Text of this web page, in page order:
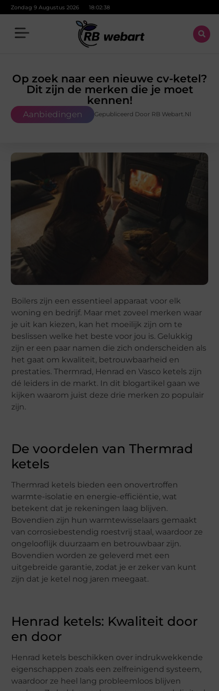
Zondag 9 Augustus 2026 18:02:39
Op zoek naar een nieuwe cv-ketel?
Dit zijn de merken die je moet
kennen!
Aanbiedingen Gepubliceerd Door RB Webart.nl
Boilers zijn een essentieel apparaat voor elk
woning en bedrijf. Maar met zoveel merken waar
je uit kan kiezen, kan het moeilijk zijn om te
beslissen welke het beste voor jou is. Gelukkig
zijn er een paar namen die zich onderscheiden als
het gaat om kwaliteit, betrouwbaarheid en
prestaties. Thermrad, Henrad en Vasco ketels zijn
dé leiders in de markt. In dit blogartikel gaan we
kijken waarom juist deze drie merken zo populair
zijn.
De voordelen van Thermrad
ketels
Thermrad ketels bieden een onovertroffen
warmte-isolatie en energie-efficiëntie, wat
betekent dat je rekeningen laag blijven.
Bovendien zijn hun warmtewisselaars gemaakt
van corrosiebestendig roestvrij staal, waardoor ze
ongelooflijk duurzaam en betrouwbaar zijn.
Bovendien worden ze geleverd met een
uitgebreide garantie, zodat je er zeker van kunt
zijn dat je ketel nog jaren meegaat.
Henrad ketels: Kwaliteit door
en door
Henrad ketels beschikken over indrukwekkende
eigenschappen zoals een zelfreinigend systeem,
waardoor ze heel lang probleemloos blijven